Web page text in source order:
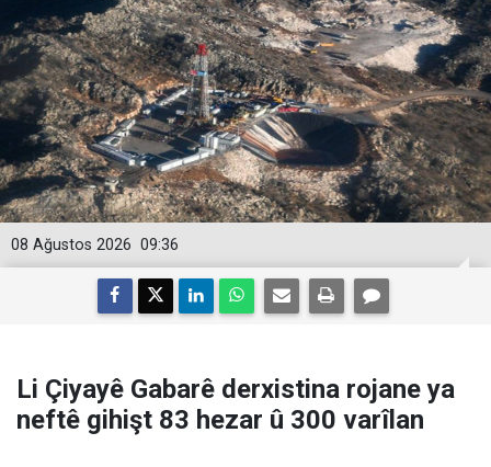
09:36
08 Ağustos 2026
Li Çiyayê Gabarê derxistina rojane ya
neftê gihişt 83 hezar û 300 varîlan